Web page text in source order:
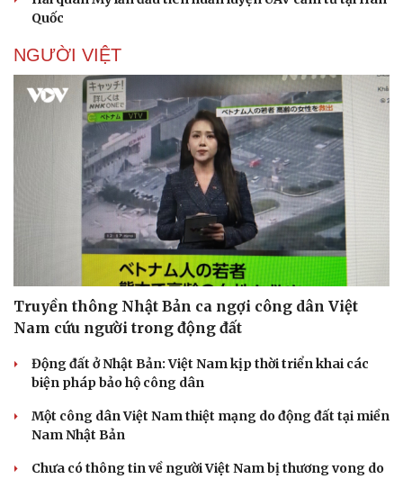
Sức khỏe
Dinh dưỡng - món ngon
Sản phụ khoa
Làm đẹp - giảm cân
Phòng mạch online
Ăn sạch sống khỏe
Đời sống
Nhà đẹp
Blog
Tình yêu - Gia đình
NGƯỜI VIỆT
Truyền thông Nhật Bản ca ngợi công dân Việt
Nam cứu người trong động đất
Động đất ở Nhật Bản: Việt Nam kịp thời triển khai các
biện pháp bảo hộ công dân
Một công dân Việt Nam thiệt mạng do động đất tại miền
Nam Nhật Bản
Chưa có thông tin về người Việt Nam bị thương vong do
động đất tại Nhật Bản